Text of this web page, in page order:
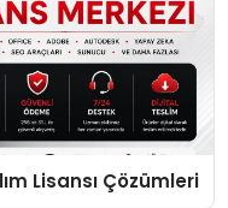
Lisansı Çözümleri